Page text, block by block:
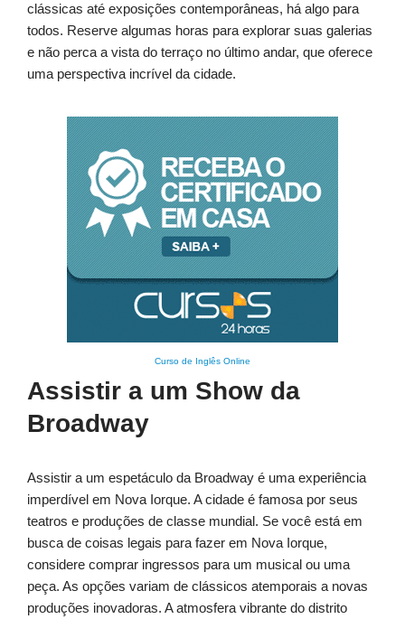
clássicas até exposições contemporâneas, há algo para
todos. Reserve algumas horas para explorar suas galerias
e não perca a vista do terraço no último andar, que oferece
uma perspectiva incrível da cidade.
Curso de Inglês Online
Assistir a um Show da
Broadway
Assistir a um espetáculo da Broadway é uma experiência
imperdível em Nova Iorque. A cidade é famosa por seus
teatros e produções de classe mundial. Se você está em
busca de coisas legais para fazer em Nova Iorque,
considere comprar ingressos para um musical ou uma
peça. As opções variam de clássicos atemporais a novas
produções inovadoras. A atmosfera vibrante do distrito